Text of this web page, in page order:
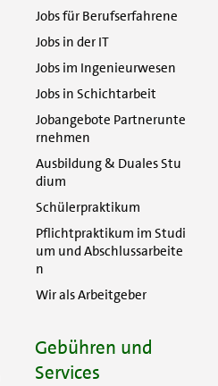
Jobs für Berufserfahrene
Jobs in der IT
Jobs im Ingenieurwesen
Jobs in Schichtarbeit
Jobangebote Partnerunte
rnehmen
Ausbildung & Duales Stu
dium
Schülerpraktikum
Pflichtpraktikum im Studi
um und Abschlussarbeite
n
Wir als Arbeitgeber
Gebühren und
Services